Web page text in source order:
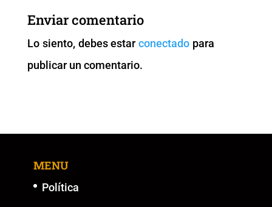
b
o
o
k
A
p
p k
er
Enviar comentario
Lo siento, debes estarconectado para
publicar un comentario.
MENU
Política